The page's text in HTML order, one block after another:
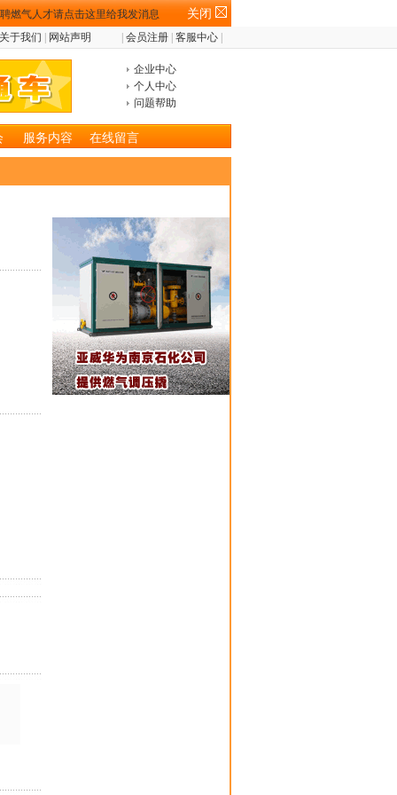
关闭
关于我们 网站声明 会员注册 客服中心
企业中心
个人中心
问题帮助
服务内容 在线留言